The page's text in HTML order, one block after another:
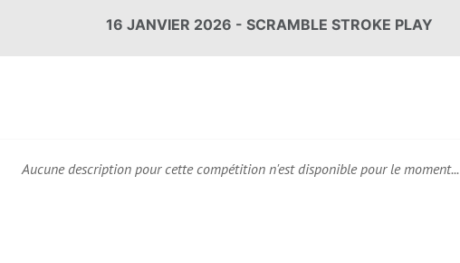
16 JANVIER 2026 - SCRAMBLE STROKE PLAY
Aucune description pour cette compétition n'est disponible pour le moment...